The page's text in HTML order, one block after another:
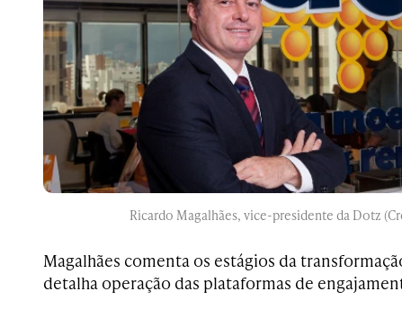
Ricardo Magalhães, vice-presidente da Dotz
Magalhães comenta os estágios da
detalha operação das plataformas de